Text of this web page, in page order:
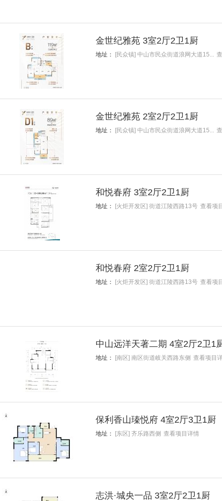
金世纪雅苑 3室2厅2卫1厨
地址： [民众镇] 中山市民众街道浪网大道15...
金世纪雅苑 2室2厅2卫1厨
地址： [民众镇] 中山市民众街道浪网大道15...
和悦春府 3室2厅2卫1厨
地址： [火炬开发区] 街道江陵西路13号 查看项
和悦春府 2室2厅2卫1厨
地址： [火炬开发区] 街道江陵西路13号 查看项
中山远洋天著二期 4室2厅2卫1
地址： [南区] 南区街道岐关西路东侧 查看项目
保利香山瑧悦府 4室2厅3卫1厨
地址： [东区] 齐乐路西侧 查看项目详情
志洪·城央一品 3室2厅2卫1厨